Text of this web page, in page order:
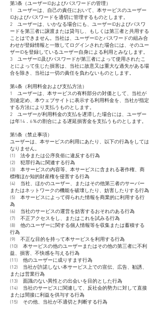
第3条（ユーザーIDおよびパスワードの管理）
1 ユーザーは、自己の責任において、本サービスのユーザー
IDおよびパスワードを適切に管理するものとします。
2 ユーザーは、いかなる場合にも、ユーザーIDおよびパスワ
ードを第三者に譲渡または貸与し、もしくは第三者と共用する
ことはできません。当社は、ユーザーIDとパスワードの組み合
わせが登録情報と一致してログインされた場合には、そのユー
ザーIDを登録しているユーザー自身による利用とみなします。
3 ユーザーID及びパスワードが第三者によって使用されたこ
とによって生じた損害は、当社に故意又は重大な過失がある場
合を除き、当社は一切の責任を負わないものとします。
第4条（利用料金および支払方法）
1 ユーザーは、本サービスの有料部分の対価として、当社が
別途定め、本ウェブサイトに表示する利用料金を、当社が指定
する方法により支払うものとします。
2 ユーザーが利用料金の支払を遅滞した場合には、ユーザー
は年14．6％の割合による遅延損害金を支払うものとします。
第5条（禁止事項）
ユーザーは、本サービスの利用にあたり、以下の行為をしては
なりません。
(1) 法令または公序良俗に違反する行為
(2) 犯罪行為に関連する行為
(3) 本サービスの内容等、本サービスに含まれる著作権、商
標権ほか知的財産権を侵害する行為
(4) 当社、ほかのユーザー、またはその他第三者のサーバー
またはネットワークの機能を破壊したり、妨害したりする行為
(5) 本サービスによって得られた情報を商業的に利用する行
為
(6) 当社のサービスの運営を妨害するおそれのある行為
(7) 不正アクセスをし、またはこれを試みる行為
(8) 他のユーザーに関する個人情報等を収集または蓄積する
行為
(9) 不正な目的を持って本サービスを利用する行為
(10) 本サービスの他のユーザーまたはその他の第三者に不利
益、損害、不快感を与える行為
(11) 他のユーザーに成りすます行為
(12) 当社が許諾しない本サービス上での宣伝、広告、勧誘、
または営業行為
(13) 面識のない異性との出会いを目的とした行為
(14) 当社のサービスに関連して、反社会的勢力に対して直接
または間接に利益を供与する行為
(15) その他、当社が不適切と判断する行為